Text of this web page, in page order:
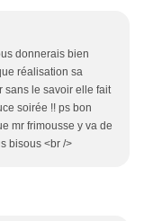
donnerais bien
réalisation sa
sans le savoir elle fait
soirée !! ps bon
mr frimousse y va de
bisous <br />